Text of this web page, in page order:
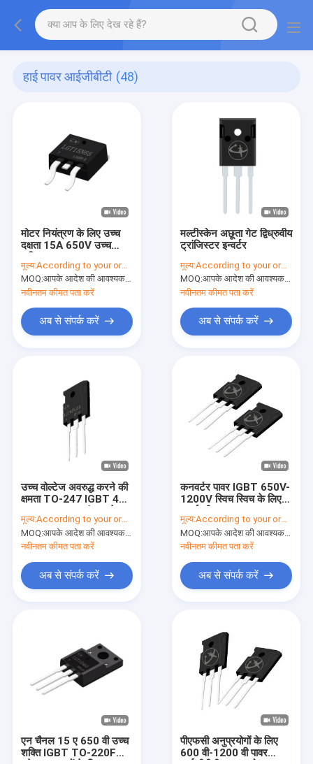
हाई पावर आईजीबीटी (48)
मोटर नियंत्रण के लिए उच्च
दक्षता 15A 650V उच्च
मूल्य:According to your order requirement
MOQ:आपके आदेश की आवश्यकता के अनुसार
नवीनतम कीमत पता करें
अब से संपर्क करें
मल्टीस्केन अछूता गेट द्विध्रुवीय
ट्रांजिस्टर इन्वर्टर
मूल्य:According to your order requirement
MOQ:आपके आदेश की आवश्यकता के अनुसार
नवीनतम कीमत पता करें
अब से संपर्क करें
उच्च वोल्टेज अवरुद्ध करने की
क्षमता TO-247 IGBT 40A
लिए
मूल्य:According to your order requirement
MOQ:आपके आदेश की आवश्यकता के अनुसार
नवीनतम कीमत पता करें
अब से संपर्क करें
कनवर्टर पावर IGBT 650V-
1200V स्विच स्विच के लिए
मूल्य:According to your order requirement
MOQ:आपके आदेश की आवश्यकता के अनुसार
नवीनतम कीमत पता करें
अब से संपर्क करें
एन चैनल 15 ए 650 वी उच्च
शक्ति IGBT TO-220F
पीएफसी अनुप्रयोगों के लिए
600 वी-1200 वी पावर